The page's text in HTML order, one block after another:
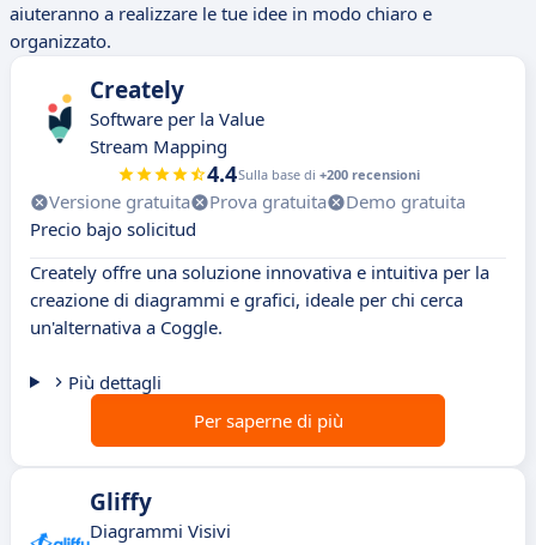
aiuteranno a realizzare le tue idee in modo chiaro e
organizzato.
Creately
Software per la Value
Stream Mapping
4.4Sulla base di +200 recensioni
Versione gratuita Prova gratuita
Demo gratuita
Precio bajo solicitud
Creately offre una soluzione innovativa e intuitiva per la
creazione di diagrammi e grafici, ideale per chi cerca
un'alternativa a Coggle.
Più dettagli
Per saperne di più
Gliffy
Diagrammi Visivi